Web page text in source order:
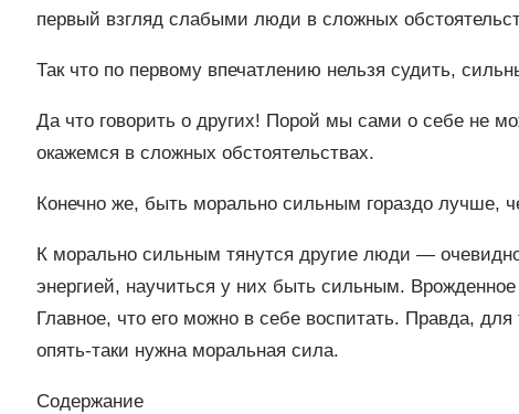
первый взгляд слабыми люди в сложных
Так что по первому впечатлению нельзя судить,
Да что говорить о других! Порой мы сами о себе не
окажемся в сложных обстоятельствах.
Конечно же, быть морально сильным гораздо лучше,
К морально сильным тянутся другие люди ―
энергией, научиться у них быть сильным.
Главное, что его можно в себе воспитать. Правда,
опять-таки нужна моральная сила.
Содержание